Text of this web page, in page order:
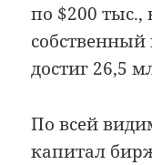
по $200 тыс.,
достиг 26,5
По всей
капитал